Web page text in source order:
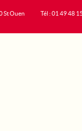
St Ouen
Tél : 01 49 48